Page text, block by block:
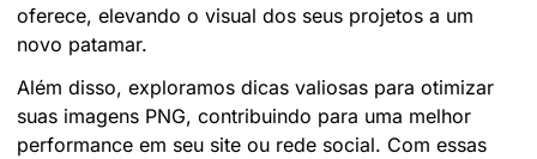
oferece, elevando o visual dos seus projetos a um
novo patamar.
Além disso, exploramos dicas valiosas para otimizar
suas imagens PNG, contribuindo para uma melhor
performance em seu site ou rede social. Com essas